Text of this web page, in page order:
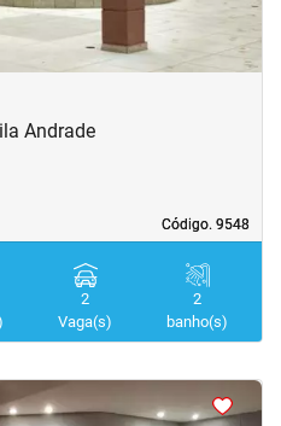
Código. 9548
Código. 9548
Andrade
2
Vaga(s)
2
banho(s)